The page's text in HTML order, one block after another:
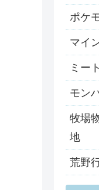
ポケ
マイ
ミー
モン
牧場
地
荒野